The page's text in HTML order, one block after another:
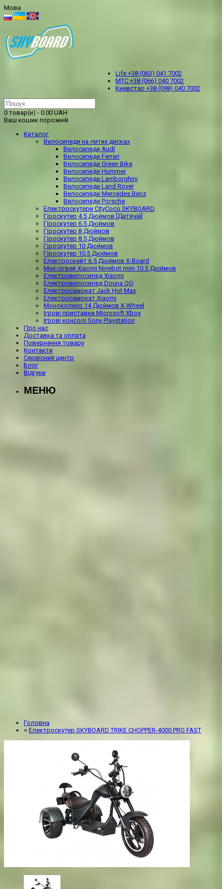
Мова
Life +38 (063) 041 7002
МТС +38 (066) 040 7002
Kиевстар +38 (098) 040 7002
0 товар(и) - 0.00 UAH
Ваш кошик порожній
Каталог
Велосипеди на литих дисках
Велосипеди Audi
Велосипеди Ferrari
Велосипеди Green Bike
Велосипеди Hummer
Велосипеди Lamborghini
Велосипеди Land Rover
Велосипеди Mercedes Benz
Велосипеди Porsche
Електроскутери CityCoco SKYBOARD
Гіроскутер 4.5 Дюймов [Дитячій]
Гіроскутер 6.5 Дюймов
Гіроскутер 8 Дюймов
Гіроскутер 8.5 Дюймов
Гіроскутер 10 Дюймов
Гіроскутер 10,5 Дюймов
Електроскейт 6.5 Дюймов X-Board
Міні-сігвей Xiaomi Ninebot mini 10.5 Дюймов
Електровелосипед Xiaomi
Електровелосипед Douna QQ
Електросамокат Jack Hot Max
Електросамокат Xiaomi
Моноколесо 14 Дюймов X-Wheel
Ігрові приставки Microsoft Xbox
Ігрові консолі Sony Playstation
Про нас
Доставка та оплата
Повернення товару
Контакти
Сервісний центр
Блог
Відгуки
МЕНЮ
Головна
> Електроскутер SKYBOARD TRIKE CHOPPER-4000 PRO FAST